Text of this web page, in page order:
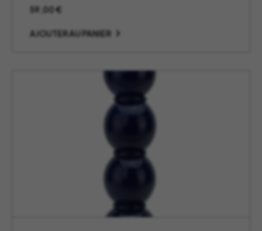
59,00€
AJOUTER AU PANIER